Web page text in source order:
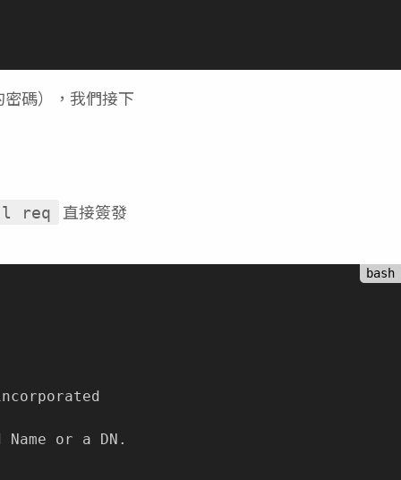
碼），我們接下
req 直接簽發
or a DN.